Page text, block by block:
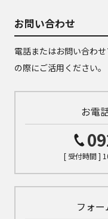
お問い合わせ
電話またはお問い合わ
の際にご活用ください。
お電
[ 受付時間 ]
フォ